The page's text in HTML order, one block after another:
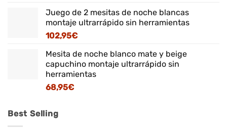
Juego de 2 mesitas de noche blancas
montaje ultrarrápido sin herramientas
102,95€
Mesita de noche blanco mate y beige
capuchino montaje ultrarrápido sin
herramientas
68,95€
Best Selling